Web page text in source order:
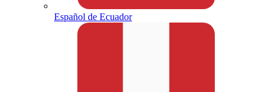
Español de Ecuador